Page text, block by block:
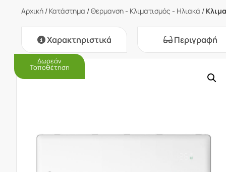
Αρχική / Κατάστημα /Θερμανση - Κλιματισμός - Ηλιακά /
Χαρακτηριστικά Περιγραφή
Δωρεάν
Τοποθέτηση